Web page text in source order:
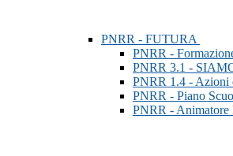
PNRR - FUTURA
PNRR -
PNRR 3.1 -
PNRR 1.4 - Azioni
PNRR - Piano
PNRR - Animatore